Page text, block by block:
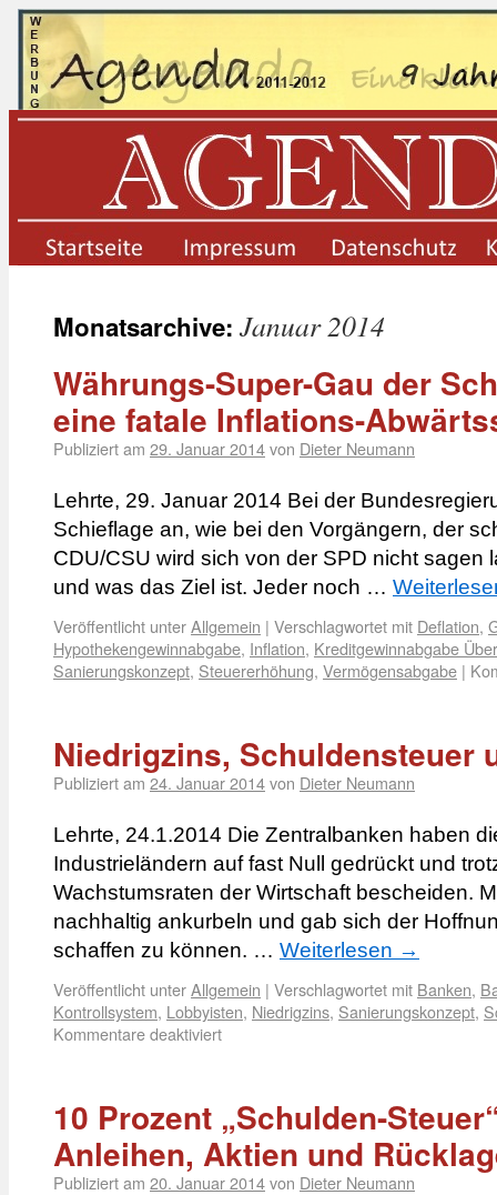
Monatsarchive: Januar 2014
Währungs-Super-Gau der
eine fatale Inflations-
Publiziert am 29. Januar 2014von Dieter Neumann
Lehrte, 29. Januar 2014 Bei der
Schieflage an, wie bei den Vorgängern, der
CDU/CSU wird sich von der SPD nicht sagen
und was das Ziel ist. Jeder noch …
Veröffentlicht unterAllgemein | Verschlagwortet mit Deflation,
Hypothekengewinnabgabe, Inflation, Kreditgewinnabgabe
Sanierungskonzept, Steuererhöhung, Vermögensabgabe |
Niedrigzins, Schuldensteuer
Publiziert am 24. Januar 2014von Dieter Neumann
Lehrte, 24.1.2014 Die Zentralbanken haben
Industrieländern auf fast Null gedrückt und
Wachstumsraten der Wirtschaft bescheiden.
nachhaltig ankurbeln und gab sich der
schaffen zu können. … Weiterlesen →
Veröffentlicht unterAllgemein | Verschlagwortet mit Banken,
Kontrollsystem, Lobbyisten, Niedrigzins, Sanierungskonzept,
Kommentare deaktiviert
10 Prozent „Schulden-
Anleihen, Aktien und
Publiziert am 20. Januar 2014von Dieter Neumann